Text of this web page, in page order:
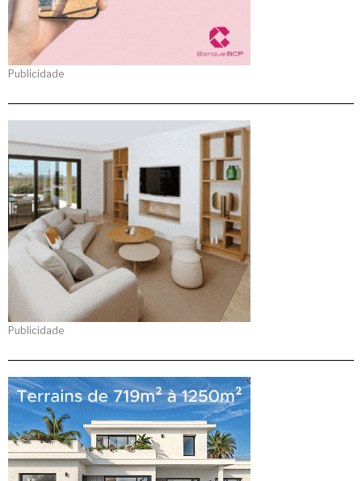
Publicidade
Publicidade